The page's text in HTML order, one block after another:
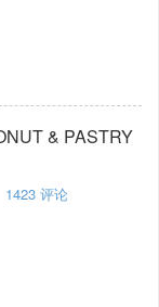
& PASTRY
1423评论